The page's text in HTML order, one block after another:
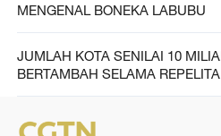
MENGENAL BONEKA LABUBU
JUMLAH KOTA SENILAI 10
BERTAMBAH SELAMA